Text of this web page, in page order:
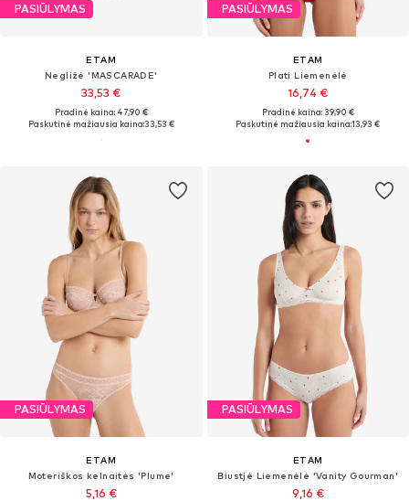
PASIŪLYMAS
ETAM
Negližė 'MASCARADE'
33,53 €
Pradinė kaina: 47,90 €
Paskutinė mažiausia kaina:33,53 €
PASIŪLYMAS
ETAM
Plati Liemenėlė
16,74 €
Pradinė kaina: 39,90 €
Paskutinė mažiausia kaina:13,93 €
PASIŪLYMAS
ETAM
Moteriškos kelnaitės 'Plume'
5,16 €
PASIŪLYMAS
ETAM
Biustjė Liemenėlė 'Vanity Gourman'
9,16 €